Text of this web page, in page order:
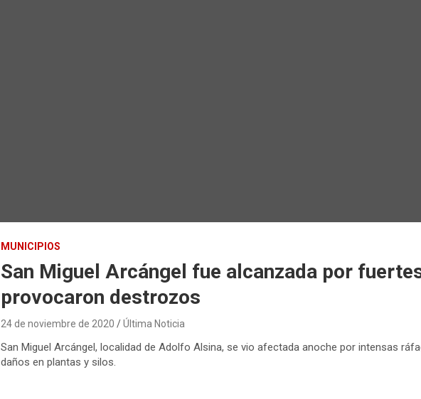
MUNICIPIOS
San Miguel Arcángel fue alcanzada por
provocaron destrozos
24 de noviembre de 2020 Última Noticia
San Miguel Arcángel, localidad de Adolfo Alsina, se vio afectada anoche por intensas
daños en plantas y silos.